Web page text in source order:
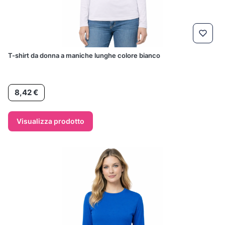
T-shirt da donna a maniche lunghe colore bianco
Prezzo
8,42 €
Visualizza prodotto